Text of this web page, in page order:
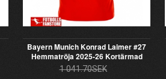
Bayern Munich Konrad Laimer #27
Hemmatröja 2025-26 Kortärmad
1 041.70SEK